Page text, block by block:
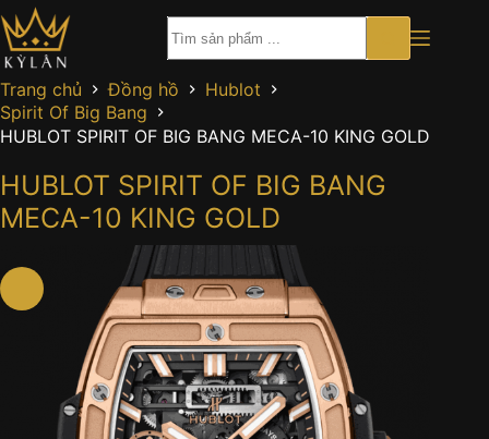
Chuyển
đến
phần
nội
dung
Trang chủ Đồng hồ
Hublot
Spirit Of Big Bang
HUBLOT SPIRIT OF BIG BANG MECA-10 KING GOLD
HUBLOT SPIRIT OF BIG BANG
MECA-10 KING GOLD